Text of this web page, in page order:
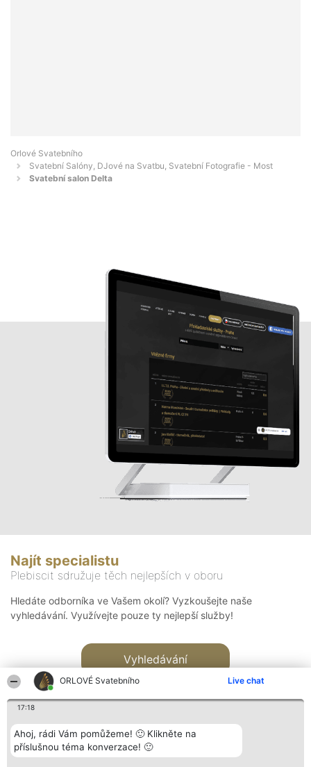
ORLOVÉ Svatebního Live chat
17:18
Ahoj, rádi Vám pomůžeme! 🙂 Klikněte na
příslušnou téma konverzace! 🙂
Orlové Svatebního
Svatební Salóny, DJové na Svatbu, Svatební Fotografie - Most
Svatební salon Delta
Najít specialistu
Plebiscit sdružuje těch nejlepších v oboru
Hledáte odborníka ve Vašem okolí? Vyzkoušejte naše
vyhledávání. Využívejte pouze ty nejlepší služby!
Vyhledávání